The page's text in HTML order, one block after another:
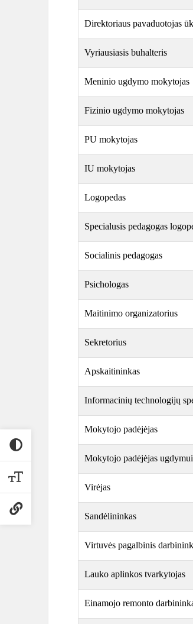
Direktoriaus pavaduotojas
Vyriausiasis buhalteris
Meninio ugdymo mokytojas
Fizinio ugdymo mokytojas
PU mokytojas
IU mokytojas
Logopedas
Specialusis pedagogas
Socialinis pedagogas
Psichologas
Maitinimo organizatorius
Sekretorius
Apskaitininkas
Informacinių technologijų
Mokytojo padėjėjas
Mokytojo padėjėjas ugdymui
Virėjas
Sandėlininkas
Virtuvės pagalbinis
Lauko aplinkos tvarkytojas
Einamojo remonto